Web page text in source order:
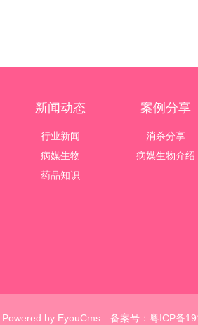
新闻动态
行业新闻
病媒生物
药品知识
案例分享
消杀分享
病媒生物介绍
Powered by EyouCms 备案号： 粤ICP备